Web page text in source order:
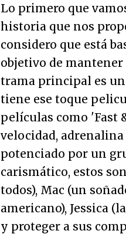
Lo primero que
historia que nos
considero que está
objetivo de mantener
trama principal es
tiene ese toque
películas como 'Fast
velocidad,
potenciado por un
carismático, estos
todos), Mac (un
americano), Jessica
y proteger a sus